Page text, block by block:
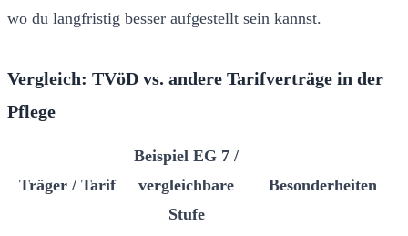
wo du langfristig besser aufgestellt sein kannst.
Vergleich: TVöD vs. andere Tarifverträge in der
Pflege
Träger / Tarif
Beispiel EG 7 /
vergleichbare
Stufe
Besonderheiten